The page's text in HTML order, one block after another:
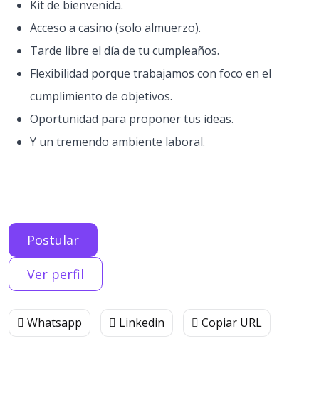
Kit de bienvenida.
Acceso a casino (solo almuerzo).
Tarde libre el día de tu cumpleaños.
Flexibilidad porque trabajamos con foco en el
cumplimiento de objetivos.
Oportunidad para proponer tus ideas.
Y un tremendo ambiente laboral.
Postular
Ver perfil
Whatsapp Linkedin Copiar URL